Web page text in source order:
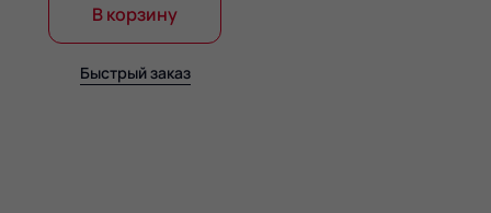
В корзину
Быстрый заказ